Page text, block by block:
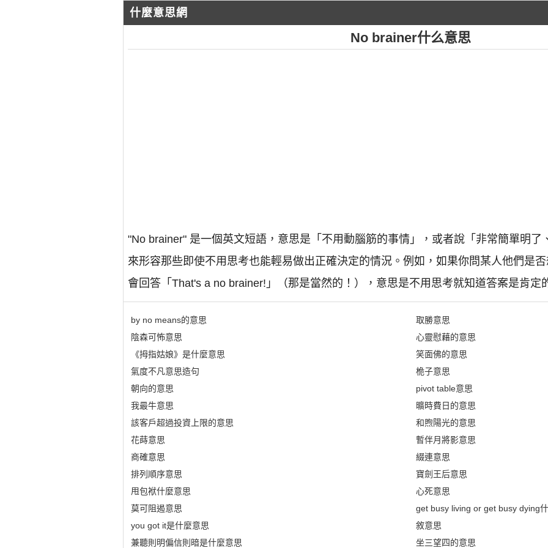
什麼意思網
No brainer什么意思
"No brainer" 是一個英文短語，意思是「不用動腦筋的事情」，或者說「非常簡單明了
來形容那些即使不用思考也能輕易做出正確決定的情況。例如，如果你問某人他們是
會回答「That's a no brainer!」（那是當然的！），意思是不用思考就知道答案是肯定
by no means的意思
陰森可怖意思
《拇指姑娘》是什麼意思
氣度不凡意思造句
朝向的意思
我最牛意思
該客戶超過投資上限的意思
花蒔意思
商確意思
排列順序意思
甩包袱什麼意思
莫可阻遏意思
you got it是什麼意思
兼聽則明偏信則暗是什麼意思
取勝意思
心靈慰藉的意思
笑面佛的意思
桅子意思
pivot table意思
曠時費日的意思
和煦陽光的意思
暫伴月將影意思
綴連意思
寶劍王后意思
心死意思
get busy living or get busy dying
敘意思
坐三望四的意思